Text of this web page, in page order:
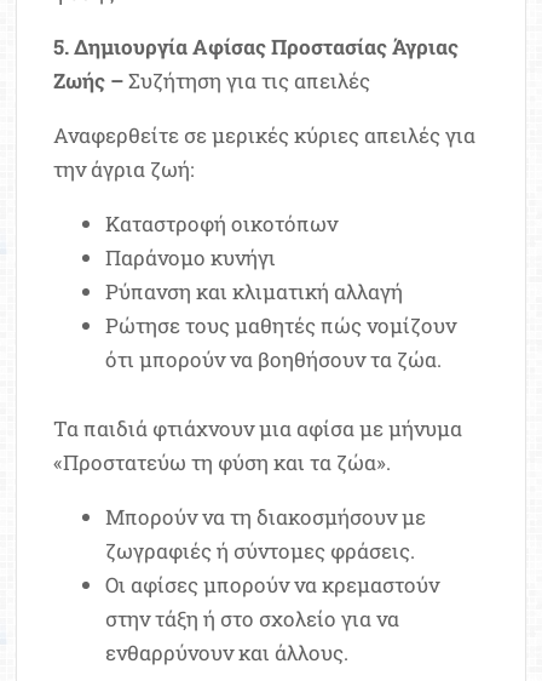
5. Δημιουργία Αφίσας Προστασίας Άγριας
Ζωής –Συζήτηση για τις απειλές
Αναφερθείτε σε μερικές κύριες απειλές για
την άγρια ζωή:
Καταστροφή οικοτόπων
Παράνομο κυνήγι
Ρύπανση και κλιματική αλλαγή
Ρώτησε τους μαθητές πώς νομίζουν
ότι μπορούν να βοηθήσουν τα ζώα.
Τα παιδιά φτιάχνουν μια αφίσα με μήνυμα
«Προστατεύω τη φύση και τα ζώα».
Μπορούν να τη διακοσμήσουν με
ζωγραφιές ή σύντομες φράσεις.
Οι αφίσες μπορούν να κρεμαστούν
στην τάξη ή στο σχολείο για να
ενθαρρύνουν και άλλους.